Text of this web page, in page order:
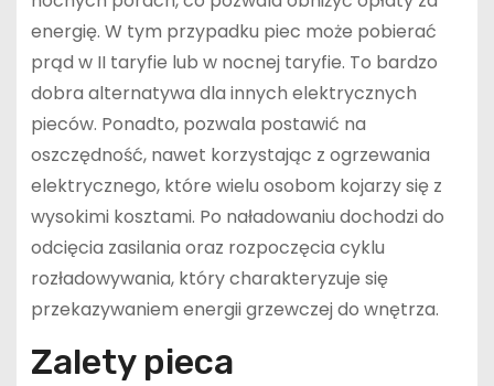
energię. W tym przypadku piec może pobierać
prąd w II taryfie lub w nocnej taryfie. To bardzo
dobra alternatywa dla innych elektrycznych
pieców. Ponadto, pozwala postawić na
oszczędność, nawet korzystając z ogrzewania
elektrycznego, które wielu osobom kojarzy się z
wysokimi kosztami. Po naładowaniu dochodzi do
odcięcia zasilania oraz rozpoczęcia cyklu
rozładowywania, który charakteryzuje się
przekazywaniem energii grzewczej do wnętrza.
Zalety pieca